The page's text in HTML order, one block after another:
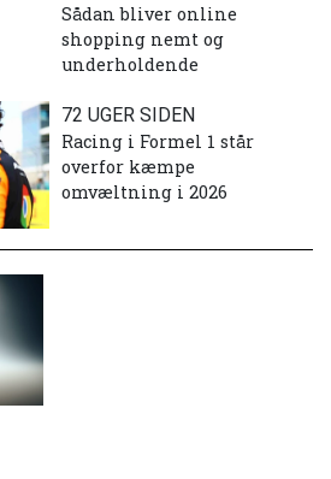
Sådan bliver online
shopping nemt og
underholdende
72 UGER SIDEN
Racing i Formel 1 står
overfor kæmpe
omvæltning i 2026